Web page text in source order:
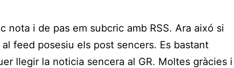
nota i de pas em subcric amb RSS. Ara aixó si
feed posesiu els post sencers. Es bastant
llegir la noticia sencera al GR. Moltes gràcies i